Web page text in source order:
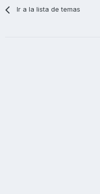
Ir a la lista de temas